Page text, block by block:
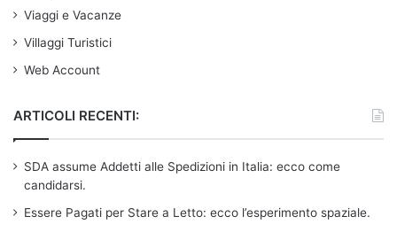
Viaggi e Vacanze
Villaggi Turistici
Web Account
ARTICOLI RECENTI:
SDA assume Addetti alle Spedizioni in Italia: ecco come
candidarsi.
Essere Pagati per Stare a Letto: ecco l’esperimento spaziale.